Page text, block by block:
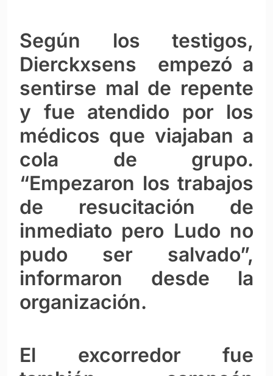
Según los testigos,
Dierckxsens empezó a
sentirse mal de repente
y fue atendido por los
médicos que viajaban a
cola de grupo.
“Empezaron los trabajos
de resucitación de
inmediato pero Ludo no
pudo ser salvado”,
informaron desde la
organización.
El excorredor fue